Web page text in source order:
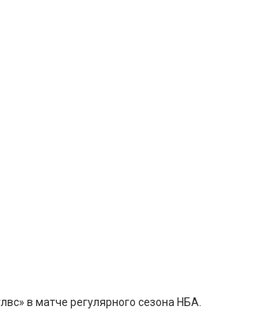
в матче регулярного сезона НБА.